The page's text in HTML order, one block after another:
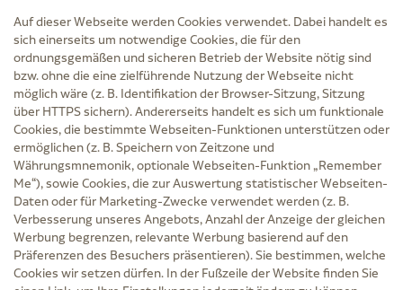
Service
Versand und Lieferzeit
Kontakt
FAQ
AGB
Cookie-Einstellungen
Datenschutz
Erklärung zur Barrierefreiheit
Widerruf
Impressum
Zu Risiken und Nebenwirkungen lesen Sie die Packungsbeilage und fragen Sie
Auf dieser Webseite werden Cookies verwendet. Dabei handelt es
sich einerseits um notwendige Cookies, die für den
ordnungsgemäßen und sicheren Betrieb der Website nötig sind
bzw. ohne die eine zielführende Nutzung der Webseite nicht
möglich wäre (z. B. Identifikation der Browser-Sitzung, Sitzung
über HTTPS sichern). Andererseits handelt es sich um funktionale
Cookies, die bestimmte Webseiten-Funktionen unterstützen oder
ermöglichen (z. B. Speichern von Zeitzone und
Währungsmnemonik, optionale Webseiten-Funktion „Remember
Me“), sowie Cookies, die zur Auswertung statistischer Webseiten-
Daten oder für Marketing-Zwecke verwendet werden (z. B.
Verbesserung unseres Angebots, Anzahl der Anzeige der gleichen
Werbung begrenzen, relevante Werbung basierend auf den
Präferenzen des Besuchers präsentieren). Sie bestimmen, welche
Cookies wir setzen dürfen. In der Fußzeile der Website finden Sie